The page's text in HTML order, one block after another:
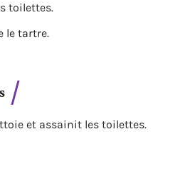
toilettes.
le tartre.
et assainit les toilettes.